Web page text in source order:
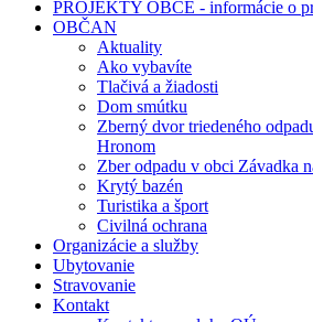
PROJEKTY OBCE - informácie o
OBČAN
Aktuality
Ako vybavíte
Tlačivá a žiadosti
Dom smútku
Zberný dvor triedeného
Hronom
Zber odpadu v obci Závadka
Krytý bazén
Turistika a šport
Civilná ochrana
Organizácie a služby
Ubytovanie
Stravovanie
Kontakt